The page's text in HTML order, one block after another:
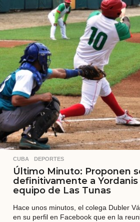
CUBA ,DEPORTES
Último Minuto: Proponen
definitivamente a Yordanis
equipo de Las Tunas
Hace unos minutos, el colega Dubler
en su perfil en Facebook que en la